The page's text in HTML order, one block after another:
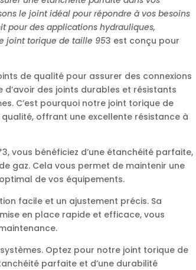
le joint idéal pour répondre à vos besoins
pour des applications hydrauliques,
joint torique de taille 953 est conçu pour
de qualité pour assurer des connexions
des joints durables et résistants
C’est pourquoi notre joint torique de
offrant une excellente résistance à
vous bénéficiez d’une étanchéité parfaite,
gaz. Cela vous permet de maintenir une
de vos équipements.
facile et un ajustement précis. Sa
en place rapide et efficace, vous
Optez pour notre joint torique de
parfaite et d’une durabilité